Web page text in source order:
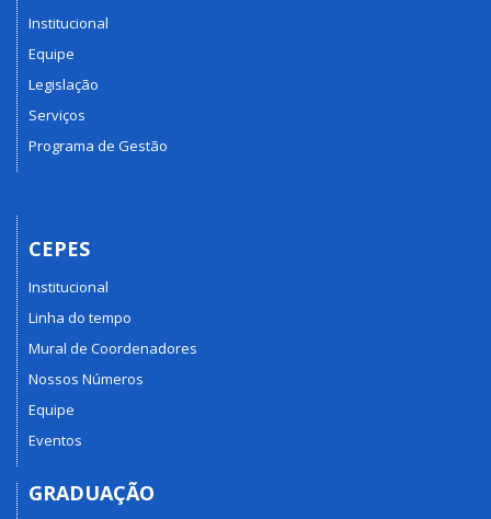
Institucional
Equipe
Legislação
Serviços
Programa de Gestão
CEPES
Institucional
Linha do tempo
Mural de Coordenadores
Nossos Números
Equipe
Eventos
GRADUAÇÃO